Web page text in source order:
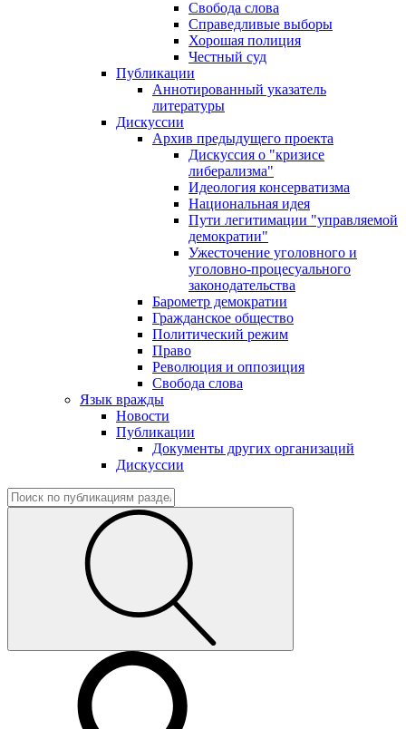
Свобода слова
Справедливые выборы
Хорошая полиция
Честный суд
Публикации
Аннотированный указатель
литературы
Дискуссии
Архив предыдущего проекта
Дискуссия о "кризисе
либерализма"
Идеология консерватизма
Национальная идея
Пути легитимации "управляемой
демократии"
Ужесточение уголовного и
уголовно-процесуального
законодательства
Барометр демократии
Гражданское общество
Политический режим
Право
Революция и оппозиция
Свобода слова
Язык вражды
Новости
Публикации
Документы других организаций
Дискуссии